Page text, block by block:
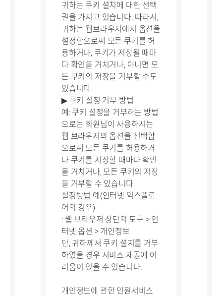
귀하는 쿠키 설치에 대한 선택
권을 가지고 있습니다. 따라서,
귀하는 웹브라우저에서 옵션을
설정함으로써 모든 쿠키를 허
용하거나, 쿠키가 저장될 때마
다 확인을 거치거나, 아니면 모
든 쿠키의 저장을 거부할 수도
있습니다.
▶ 쿠키 설정 거부 방법
예: 쿠키 설정을 거부하는 방법
으로는 회원님이 사용하시는
웹 브라우저의 옵션을 선택함
으로써 모든 쿠키를 허용하거
나 쿠키를 저장할 때마다 확인
을 거치거나, 모든 쿠키의 저장
을 거부할 수 있습니다.
설정방법 예(인터넷 익스플로
어의 경우)
: 웹 브라우저 상단의 도구 > 인
터넷 옵션 > 개인정보
단, 귀하께서 쿠키 설치를 거부
하였을 경우 서비스 제공에 어
려움이 있을 수 있습니다.
개인정보에 관한 민원서비스